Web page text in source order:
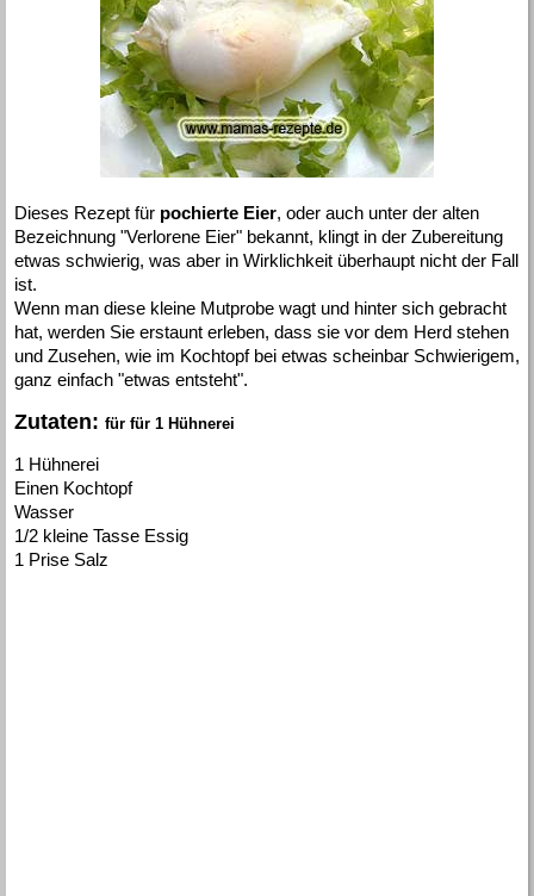
Dieses Rezept für pochierte Eier, oder auch unter der alten
Bezeichnung "Verlorene Eier" bekannt, klingt in der Zubereitung
etwas schwierig, was aber in Wirklichkeit überhaupt nicht der Fall
ist.
Wenn man diese kleine Mutprobe wagt und hinter sich gebracht
hat, werden Sie erstaunt erleben, dass sie vor dem Herd stehen
und Zusehen, wie im Kochtopf bei etwas scheinbar Schwierigem,
ganz einfach "etwas entsteht".
Zutaten: für für 1 Hühnerei
1 Hühnerei
Einen Kochtopf
Wasser
1/2 kleine Tasse Essig
1 Prise Salz